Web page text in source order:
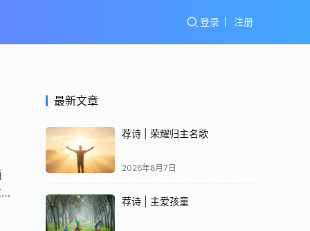
登录 注册
最新文章
荐诗 | 荣耀归主名歌
2026年8月7日
荐诗 | 主爱孩童